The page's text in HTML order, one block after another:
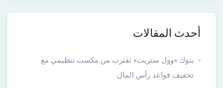
أحدث المقالات
بنوك «وول ستريت» تقترب من مكسب تنظيمي مع
تخفيف قواعد رأس المال